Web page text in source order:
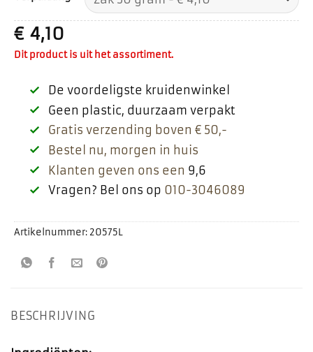
€4,10
Dit product is uit het assortiment.
De voordeligste kruidenwinkel
Geen plastic, duurzaam verpakt
Gratis verzending boven € 50,-
Bestel nu, morgen in huis
Klanten geven ons een 9,6
Vragen? Bel ons op 010-3046089
Artikelnummer:20575L
BESCHRIJVING